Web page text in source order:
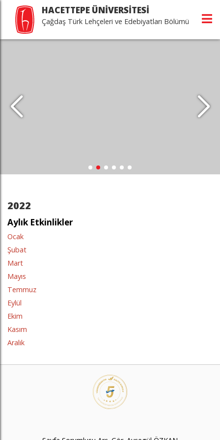
HACETTEPE ÜNİVERSİTESİ
Çağdaş Türk Lehçeleri ve Edebiyatları Bölümü
2022
Aylık Etkinlikler
Ocak
Şubat
Mart
Mayıs
Temmuz
Eylül
Ekim
Kasım
Aralık